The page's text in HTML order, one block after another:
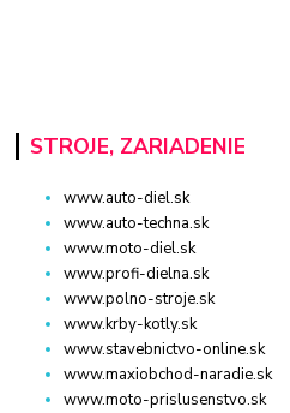
STROJE, ZARIADENIE
www.auto-diel.sk
www.auto-techna.sk
www.moto-diel.sk
www.profi-dielna.sk
www.polno-stroje.sk
www.krby-kotly.sk
www.stavebnictvo-online.sk
www.maxiobchod-naradie.sk
www.moto-prislusenstvo.sk